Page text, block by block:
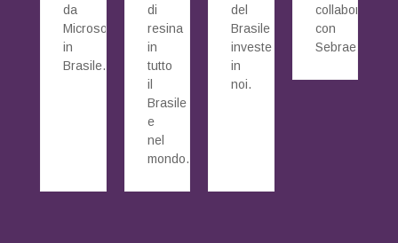
da
Microsoft
in
Brasile.
di
resina
in
tutto
il
Brasile
e
nel
mondo.
del
Brasile
investe
in
noi.
collaborazione
con
Sebrae.